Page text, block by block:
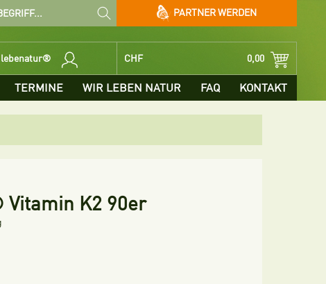
PARTNER WERDEN
lebenatur® CHF 0,00
TERMINE WIR LEBEN NATUR FAQ KONTAKT
K2 90er